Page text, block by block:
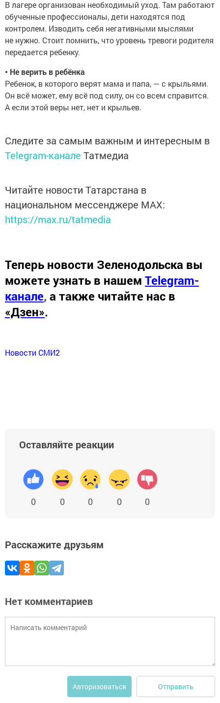
В лагере организован необходимый уход. Там работают
обученные профессионалы, дети находятся под
контролем. Изводить себя негативными мыслями
не нужно. Стоит помнить, что уровень тревоги родителя
передается ребенку.
• Не верить в ребёнка
Ребенок, в которого верят мама и папа, — с крыльями.
Он всё может, ему всё под силу, он со всем справится.
А если этой веры нет, нет и крыльев.
Следите за самым важным и интересным в
Telegram-канале Татмедиа
Читайте новости Татарстана в
национальном мессенджере MАХ:
https://max.ru/tatmedia
Теперь новости Зеленодольска вы
можете узнать в нашем Telegram-
канале, а также читайте нас в
«Дзен».
Новости СМИ2
Оставляйте реакции
0 0 0 0 0
Расскажите друзьям
Нет комментариев
Авторизоваться Отправить